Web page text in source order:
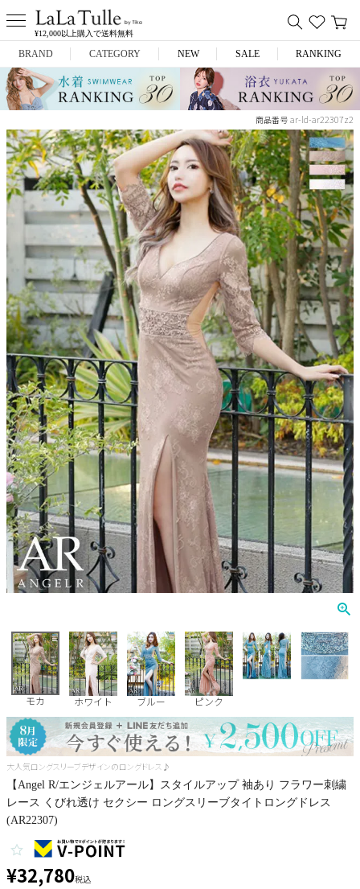
¥12,000以上購入で送料無料
BRAND
Anella
ROBE de FLEURS
Glossy
DEA.
ANIER.
ANGEL R
Veautt
PURESS
Andy
an
GLAMOROUS
IRMA
JENNNY
COMEX
Rechercher
Pleaser
CATEGORY
ミニドレス
ロングドレス
キャバヒール
スーツ
アウター
バッグ
ランジェリー
コスプレ
水着
浴衣
NEW SALE RANKING
商品番号 ar-ld-ar22307z2
モカ ホワイト ブルー ピンク
大人気ロングスリーブデザインのロングドレス♪
【Angel R/エンジェルアール】スタイルアップ 袖あり フラワー刺繍
レース くびれ透け セクシー ロングスリーブタイトロングドレス
(AR22307)
¥32,780税込